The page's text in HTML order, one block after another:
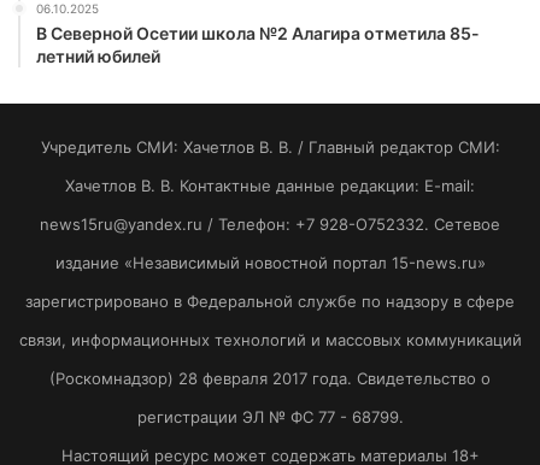
06.10.2025
В Северной Осетии школа №2 Алагира отметила 85-
летний юбилей
Учредитель СМИ: Хaчeтлoв B. B. / Главный редактор СМИ:
Хaчeтлoв B. B. Контактные данные редакции: E-mail:
news15ru@yandex.ru / Телефон: +7 928-O752332. Сетевое
издание «Независимый новостной портал 15-news.ru»
зарегистрировано в Федеральной службе по надзору в сфере
связи, информационных технологий и массовых коммуникаций
(Роскомнадзор) 28 февраля 2017 года. Свидетельство о
регистрации ЭЛ № ФС 77 - 68799.
Настоящий ресурс может содержать материалы 18+